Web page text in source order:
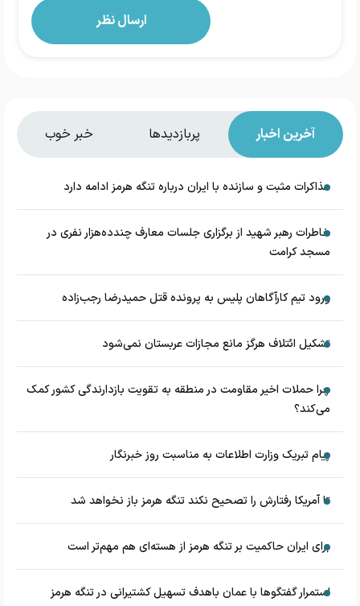
آخرین اخبار پربازدیدها خبر خوب
مذاکرات مثبت و سازنده با ایران درباره تنگه هرمز ادامه دارد
خاطرات رهبر شهید از برگزاری جلسات معارف چندده‌هزار نفری در
مسجد کرامت
ورود تیم کارآگاهان پلیس به پرونده قتل حمیدرضا رجب‌زاده
تشکیل ائتلاف هرگز مانع مجازات عربستان نمی‌شود
چرا حملات اخیر مقاومت در منطقه به تقویت بازدارندگی کشور کمک
می‌کند؟
پیام تبریک وزارت اطلاعات به مناسبت روز خبرنگار
تا آمریکا رفتارش را تصحیح نکند تنگه هرمز باز نخواهد شد
برای ایران حاکمیت بر تنگه هرمز از هسته‌ای هم مهم‌تر است
استمرار گفتگوها با عمان باهدف تسهیل کشتیرانی در تنگه هرمز